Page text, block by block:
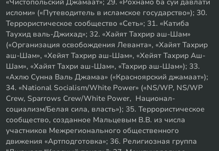
«Чистопольский Джамаат»; 29. «Рохнамо ба суи давлати
исломи» («Путеводитель в исламское государство»); 30.
Террористическое сообщество «Сеть»; 31. «Катиба
Таухид валь-Джихад»; 32. «Хайят Тахрир аш-Шам»
(«Организация освобождения Леванта», «Хайят Тахрир
аш-Шам», «Хейят Тахрир аш-Шам», «Хейят Тахрир Аш-
Шам», «Хайят Тахри аш-Шам», «Тахрир аш-Шам»); 33.
«Ахлю Сунна Валь Джамаа» («Красноярский джамаат»);
34. «National Socialism/White Power» («NS/WP, NS/WP
Crew, Sparrows Crew/White Power, Национал-
социализм/Белая сила, власть»); 35. Террористическое
сообщество, созданное Мальцевым В.В. из числа
участников Межрегионального общественного
движения «Артподготовка»; 36. Религиозная группа